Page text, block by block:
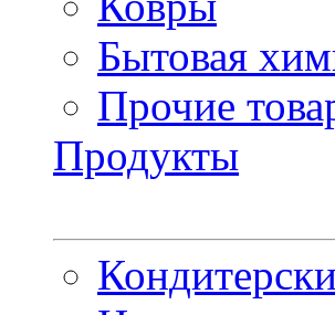
Бытовая
Прочие
Продукты